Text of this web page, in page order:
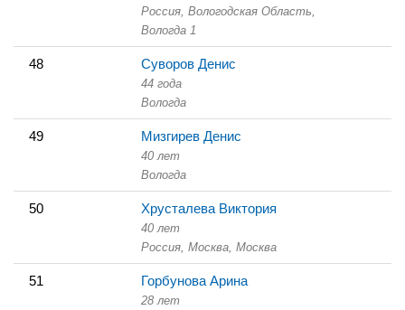
Россия, Вологодская Область,
Вологда 1
48 Суворов Денис
44 года
Вологда
49 Мизгирев Денис
40 лет
Вологда
50 Хрусталева Виктория
40 лет
Россия, Москва, Москва
51 Горбунова Арина
28 лет